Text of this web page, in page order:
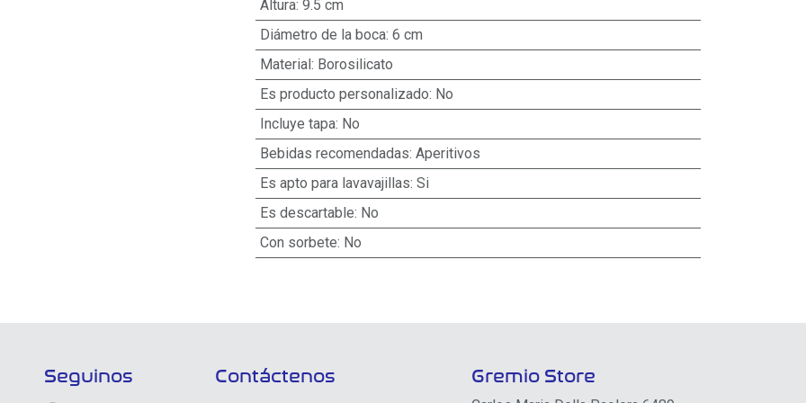
Altura: 9.5 cm
Diámetro de la boca: 6 cm
Material: Borosilicato
Es producto personalizado: No
Incluye tapa: No
Bebidas recomendadas: Aperitivos
Es apto para lavavajillas: Si
Es descartable: No
Con sorbete: No
Seguinos Contáctenos Gremio Store